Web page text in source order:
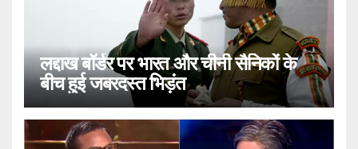
लद्दाख बॉर्डर पर भारत और चीनी सैनिकों के
बीच हुई जबरदस्त भिड़ंत